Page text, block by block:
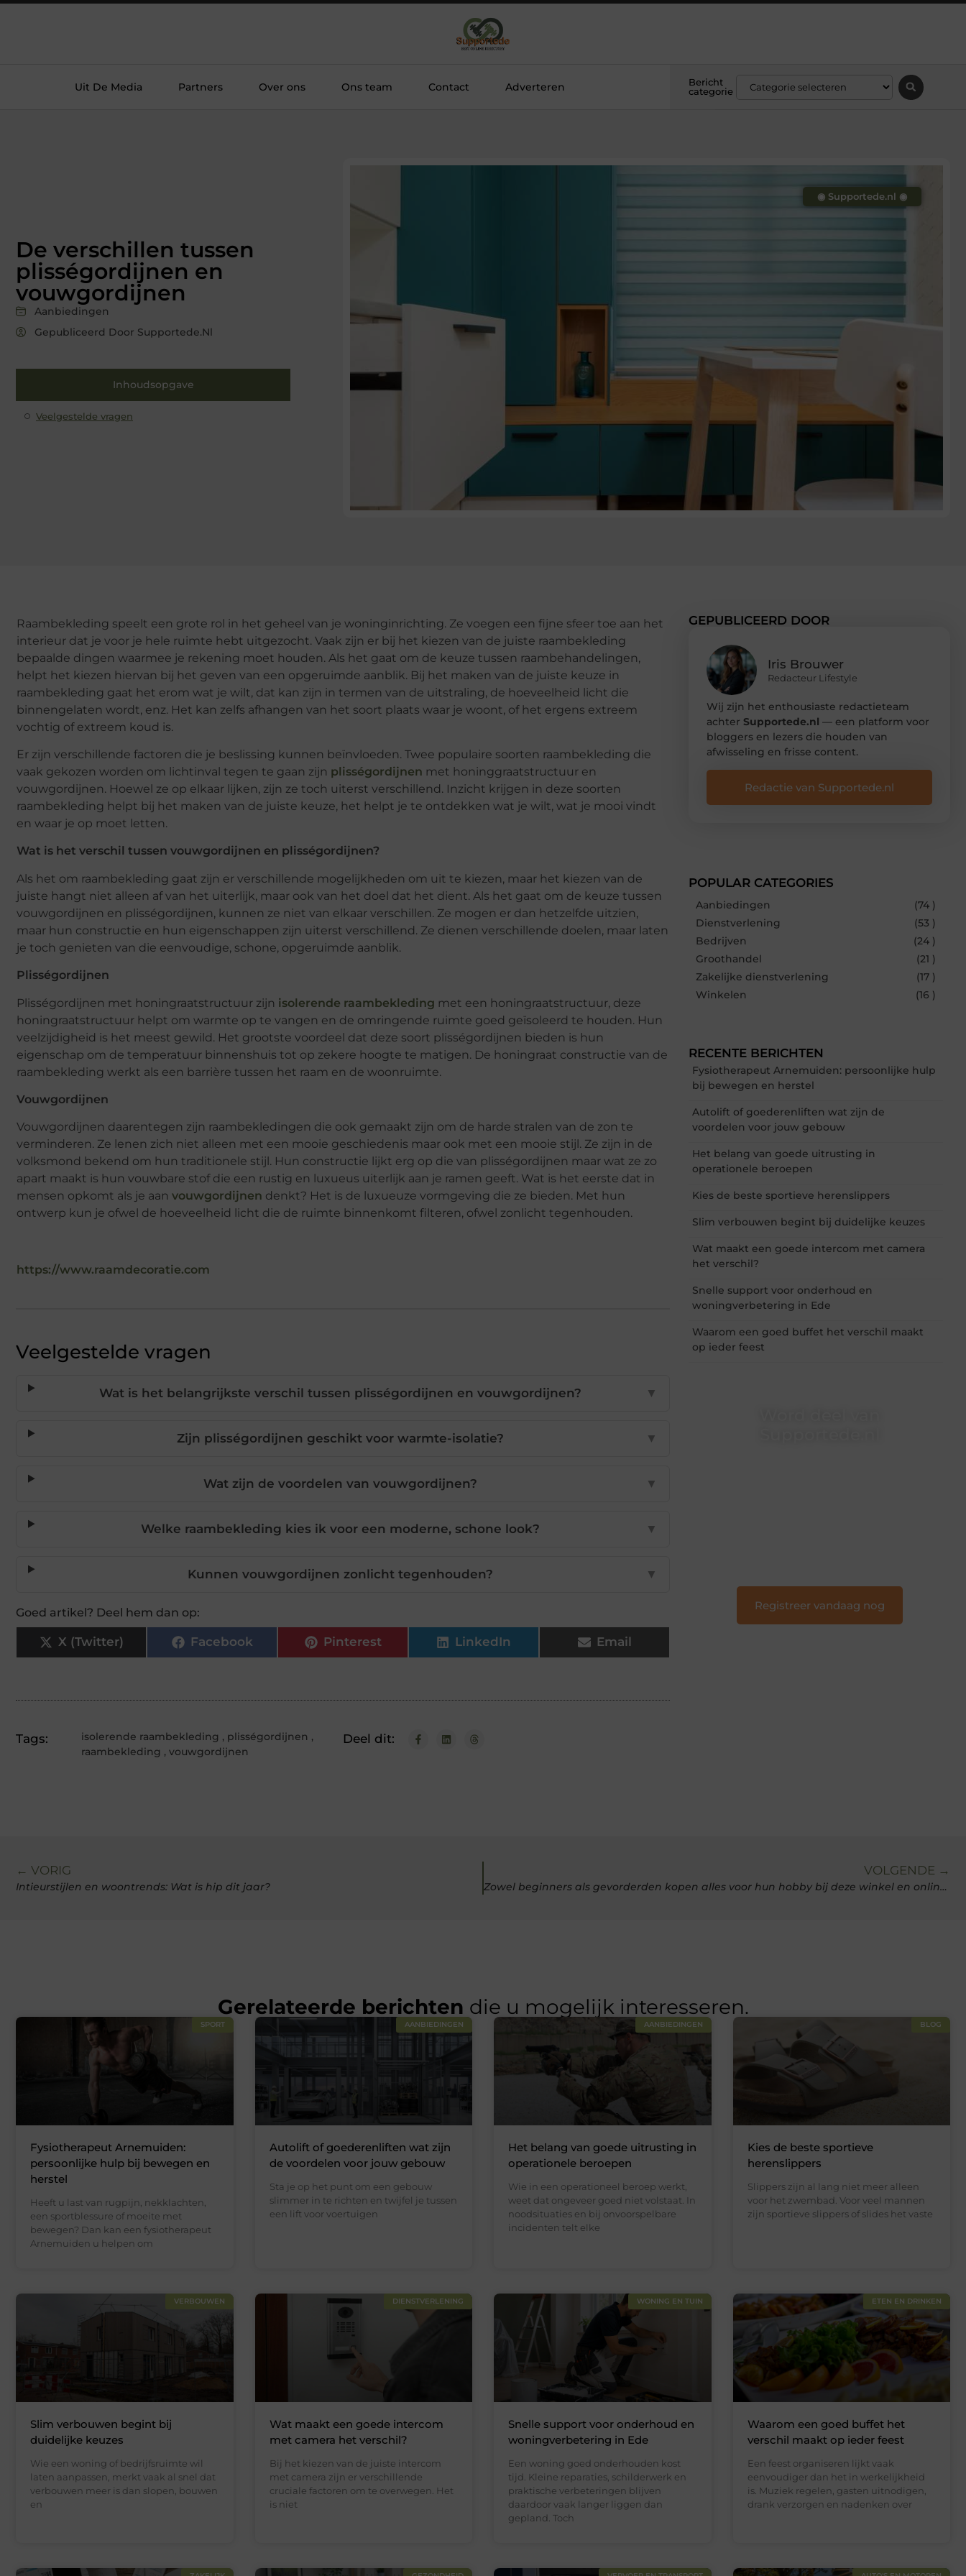
Uit De Media Partners Over ons Ons team Contact Adverteren
Bericht
categorie
De verschillen tussen
plisségordijnen en
vouwgordijnen
Aanbiedingen
Gepubliceerd Door Supportede.nl
Inhoudsopgave
Veelgestelde vragen
◉ Supportede.nl ◉
Raambekleding speelt een grote rol in het geheel van je woninginrichting. Ze voegen een fijne sfeer toe aan het
interieur dat je voor je hele ruimte hebt uitgezocht. Vaak zijn er bij het kiezen van de juiste raambekleding
bepaalde dingen waarmee je rekening moet houden. Als het gaat om de keuze tussen raambehandelingen,
helpt het kiezen hiervan bij het geven van een opgeruimde aanblik. Bij het maken van de juiste keuze in
raambekleding gaat het erom wat je wilt, dat kan zijn in termen van de uitstraling, de hoeveelheid licht die
binnengelaten wordt, enz. Het kan zelfs afhangen van het soort plaats waar je woont, of het ergens extreem
vochtig of extreem koud is.
Er zijn verschillende factoren die je beslissing kunnen beïnvloeden. Twee populaire soorten raambekleding die
vaak gekozen worden om lichtinval tegen te gaan zijn plisségordijnen met honinggraatstructuur en
vouwgordijnen. Hoewel ze op elkaar lijken, zijn ze toch uiterst verschillend. Inzicht krijgen in deze soorten
raambekleding helpt bij het maken van de juiste keuze, het helpt je te ontdekken wat je wilt, wat je mooi vindt
en waar je op moet letten.
Wat is het verschil tussen vouwgordijnen en plisségordijnen?
Als het om raambekleding gaat zijn er verschillende mogelijkheden om uit te kiezen, maar het kiezen van de
juiste hangt niet alleen af van het uiterlijk, maar ook van het doel dat het dient. Als het gaat om de keuze tussen
vouwgordijnen en plisségordijnen, kunnen ze niet van elkaar verschillen. Ze mogen er dan hetzelfde uitzien,
maar hun constructie en hun eigenschappen zijn uiterst verschillend. Ze dienen verschillende doelen, maar laten
je toch genieten van die eenvoudige, schone, opgeruimde aanblik.
Plisségordijnen
Plisségordijnen met honingraatstructuur zijn isolerende raambekleding met een honingraatstructuur, deze
honingraatstructuur helpt om warmte op te vangen en de omringende ruimte goed geïsoleerd te houden. Hun
veelzijdigheid is het meest gewild. Het grootste voordeel dat deze soort plisségordijnen bieden is hun
eigenschap om de temperatuur binnenshuis tot op zekere hoogte te matigen. De honingraat constructie van de
raambekleding werkt als een barrière tussen het raam en de woonruimte.
Vouwgordijnen
Vouwgordijnen daarentegen zijn raambekledingen die ook gemaakt zijn om de harde stralen van de zon te
verminderen. Ze lenen zich niet alleen met een mooie geschiedenis maar ook met een mooie stijl. Ze zijn in de
volksmond bekend om hun traditionele stijl. Hun constructie lijkt erg op die van plisségordijnen maar wat ze zo
apart maakt is hun vouwbare stof die een rustig en luxueus uiterlijk aan je ramen geeft. Wat is het eerste dat in
mensen opkomt als je aan vouwgordijnen denkt? Het is de luxueuze vormgeving die ze bieden. Met hun
ontwerp kun je ofwel de hoeveelheid licht die de ruimte binnenkomt filteren, ofwel zonlicht tegenhouden.
https://www.raamdecoratie.com
Veelgestelde vragen
Wat is het belangrijkste verschil tussen plisségordijnen en vouwgordijnen? ▼
Zijn plisségordijnen geschikt voor warmte-isolatie? ▼
Wat zijn de voordelen van vouwgordijnen? ▼
Welke raambekleding kies ik voor een moderne, schone look? ▼
Kunnen vouwgordijnen zonlicht tegenhouden? ▼
Goed artikel? Deel hem dan op:
X (Twitter) Facebook Pinterest LinkedIn Email
Tags: isolerende raambekleding , plisségordijnen ,
raambekleding , vouwgordijnen
Deel dit:
GEPUBLICEERD DOOR
Iris Brouwer
Redacteur Lifestyle
Wij zijn het enthousiaste redactieteam
achter Supportede.nl — een platform voor
bloggers en lezers die houden van
afwisseling en frisse content.
Redactie van Supportede.nl
POPULAR CATEGORIES
Aanbiedingen
(74 )
Dienstverlening
(53 )
Bedrijven
(24 )
Groothandel
(21 )
Zakelijke dienstverlening
(17 )
Winkelen
(16 )
RECENTE BERICHTEN
Fysiotherapeut Arnemuiden: persoonlijke hulp
bij bewegen en herstel
Autolift of goederenliften wat zijn de
voordelen voor jouw gebouw
Het belang van goede uitrusting in
operationele beroepen
Kies de beste sportieve herenslippers
Slim verbouwen begint bij duidelijke keuzes
Wat maakt een goede intercom met camera
het verschil?
Snelle support voor onderhoud en
woningverbetering in Ede
Waarom een goed buffet het verschil maakt
op ieder feest
Registreer vandaag nog
← VORIG
Intieurstijlen en woontrends: Wat is hip dit jaar?
VOLGENDE →
Zowel beginners als gevorderden kopen alles voor hun hobby bij deze winkel en online shop
Gerelateerde berichten die u mogelijk interesseren.
SPORT
Fysiotherapeut Arnemuiden:
persoonlijke hulp bij bewegen en
herstel
Heeft u last van rugpijn, nekklachten,
een sportblessure of moeite met
bewegen? Dan kan een fysiotherapeut
Arnemuiden u helpen om
AANBIEDINGEN
Autolift of goederenliften wat zijn
de voordelen voor jouw gebouw
Sta je op het punt om een gebouw
slimmer in te richten en twijfel je tussen
een lift voor voertuigen
AANBIEDINGEN
Het belang van goede uitrusting in
operationele beroepen
Wie in een operationeel beroep werkt,
weet dat ongeveer goed niet volstaat. In
noodsituaties en bij onvoorspelbare
incidenten telt elke
BLOG
Kies de beste sportieve
herenslippers
Slippers zijn al lang niet meer alleen
voor het zwembad. Voor veel mannen
zijn sportieve slippers of slides het vaste
VERBOUWEN
Slim verbouwen begint bij
duidelijke keuzes
Wie een woning of bedrijfsruimte wil
laten aanpassen, merkt vaak al snel dat
verbouwen meer is dan slopen, bouwen
en
DIENSTVERLENING
Wat maakt een goede intercom
met camera het verschil?
Bij het kiezen van de juiste intercom
met camera zijn er verschillende
cruciale factoren om te overwegen. Het
is niet
WONING EN TUIN
Snelle support voor onderhoud en
woningverbetering in Ede
Een woning goed onderhouden kost
tijd. Kleine reparaties, schilderwerk en
praktische verbeteringen blijven
daardoor vaak langer liggen dan
gepland. Toch
ETEN EN DRINKEN
Waarom een goed buffet het
verschil maakt op ieder feest
Een feest organiseren lijkt vaak
eenvoudiger dan het in werkelijkheid
is. Muziek regelen, gasten uitnodigen,
drank verzorgen en nadenken over